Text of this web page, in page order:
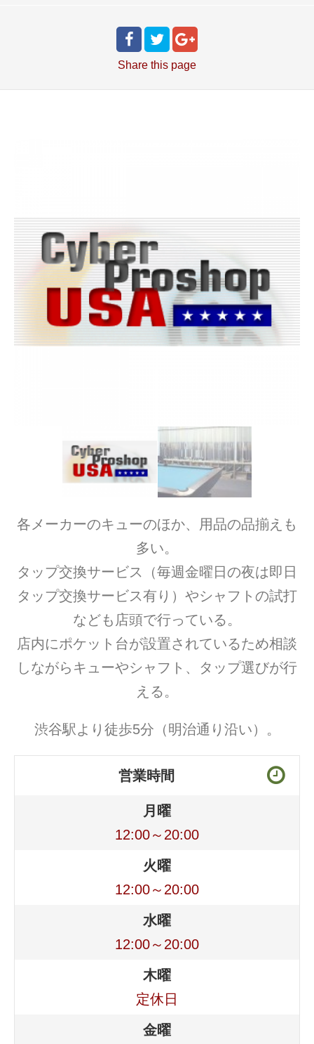
Share this page
各メーカーのキューのほか、用品の品揃えも
多い。
タップ交換サービス（毎週金曜日の夜は即日
タップ交換サービス有り）やシャフトの試打
なども店頭で行っている。
店内にポケット台が設置されているため相談
しながらキューやシャフト、タップ選びが行
える。
渋谷駅より徒歩5分（明治通り沿い）。
営業時間
月曜
12:00～20:00
火曜
12:00～20:00
水曜
12:00～20:00
木曜
定休日
金曜